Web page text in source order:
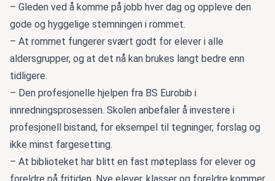
– Gleden ved å komme på jobb hver dag og oppleve den
gode og hyggelige stemningen i rommet.
– At rommet fungerer svært godt for elever i alle
aldersgrupper, og at det nå kan brukes langt bedre enn
tidligere.
– Den profesjonelle hjelpen fra BS Eurobib i
innredningsprosessen. Skolen anbefaler å investere i
profesjonell bistand, for eksempel til tegninger, forslag og
ikke minst fargesetting.
– At biblioteket har blitt en fast møteplass for elever og